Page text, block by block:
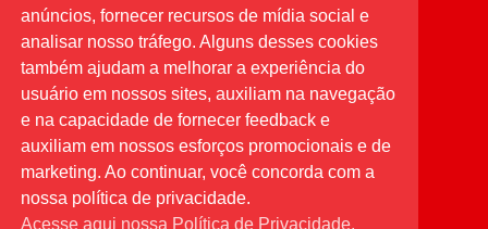
CATEGORIAS
PESQUISAR
Buscar
por:
anúncios, fornecer recursos de mídia social e
analisar nosso tráfego. Alguns desses cookies
também ajudam a melhorar a experiência do
usuário em nossos sites, auxiliam na navegação
e na capacidade de fornecer feedback e
auxiliam em nossos esforços promocionais e de
marketing. Ao continuar, você concorda com a
nossa política de privacidade.
Acesse aqui nossa Política de Privacidade.